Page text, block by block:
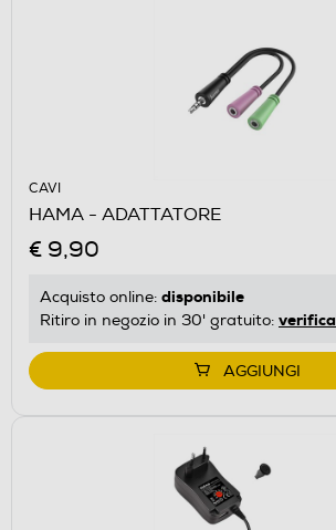
CAVI
HAMA - ADATTATORE
€ 9,90
Acquisto online: disponibile
Ritiro in negozio in 30' gratuito: verifica
AGGIUNGI